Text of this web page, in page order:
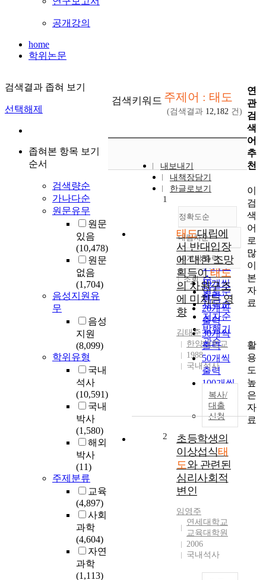
공개강의
home
학위논문
검색결과 좁혀 보기
선택해제
좁혀본 항목 보기
순서
검색량순
가나다순
원문유무
원문
있음
(10,478)
원문
없음
(1,704)
음성지원유
무
음성
지원
(8,099)
학위유형
국내
석사
(10,591)
국내
박사
(1,580)
해외
박사
(11)
주제분류
교육
(4,897)
사회
과학
(4,604)
자연
과학
(1,113)
검색키워드 주제어 : 태도
(검색결과 12,182 건)
내보내기
내책장담기
한글로보기
정확도순
정확도
순
인기도
순
연도순
제목순
저자순
발행기
관순
내림차순
내림차순
10개씩 출력
10개씩
출력
20개씩
출력
30개씩
출력
50개씩
출력
100개씩
출력
조회
1
태도대립에
서 반대입장
에 대한 조망
획득이태도
의 차원구조
에 미치는 영
향
김태준
한양대학교
1988
국내석사
복사/
대출
신청
2
초등학생의
이상섭식태
도와 관련된
심리사회적
변인
임영주
연세대학교
교육대학원
2006
국내석사
연
관
검
색
어
추
천
이
검
색
어
로
많
이
본
자
료
활
용
도
높
은
자
료